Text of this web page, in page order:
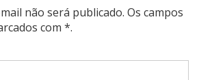
não será publicado. Os campos
com *.